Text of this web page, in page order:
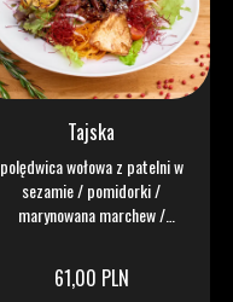
Tajska
polędwica wołowa z patelni w
sezamie / pomidorki /
marynowana marchew /
sałaty / kiełki mung / nitki chilli
/ granat / limonka
61,00 PLN